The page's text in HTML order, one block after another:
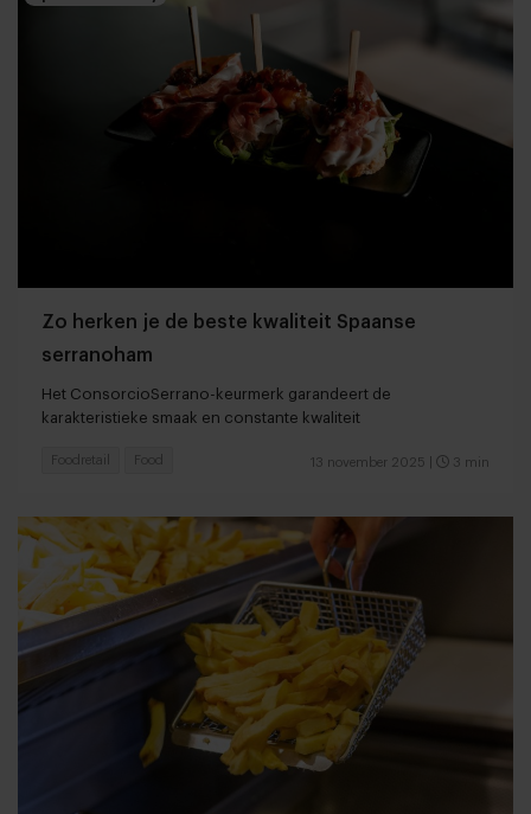
Zo herken je de beste kwaliteit Spaanse
serranoham
Het ConsorcioSerrano-keurmerk garandeert de
karakteristieke smaak en constante kwaliteit
13 november 2025 3 min
Foodretail Food